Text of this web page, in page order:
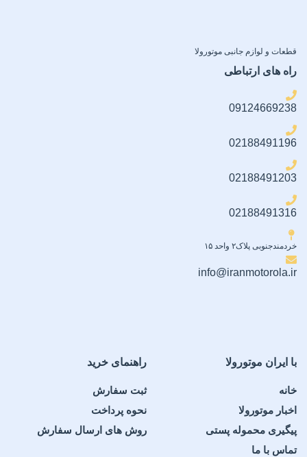
قطعات و لوازم جانبی موتورولا
راه های ارتباطی
09124669238
02188491196
02188491203
02188491316
خردمندجنوبی پلاک۲ واحد ۱۵
info@iranmotorola.ir
با ایران موتورولا
خانه
اخبار موتورولا
پیگیری محموله پستی
تماس با ما
راهنمای خرید
ثبت سفارش
نحوه پرداخت
روش های ارسال سفارش